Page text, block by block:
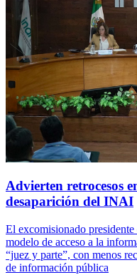
Advierten retrocesos
desaparición del INAI
El excomisionado
modelo de acceso a la
“juez y parte”, con menos
de información pública